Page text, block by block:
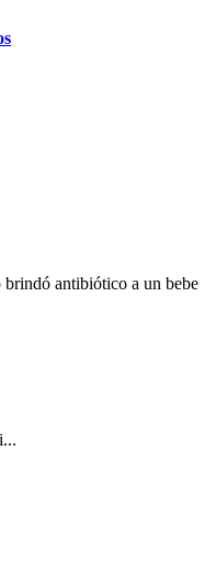
antibiótico a un bebe